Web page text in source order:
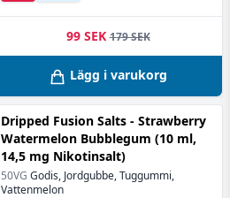
99 SEK 179 SEK
Lägg i varukorg
Dripped Fusion Salts - Strawberry
Watermelon Bubblegum (10 ml,
14,5 mg Nikotinsalt)
50VG Godis, Jordgubbe, Tuggummi,
Vattenmelon